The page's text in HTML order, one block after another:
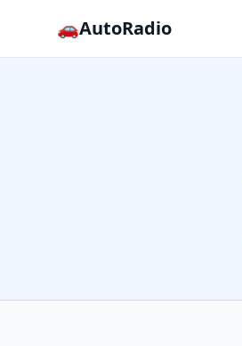
🚗AutoRadio